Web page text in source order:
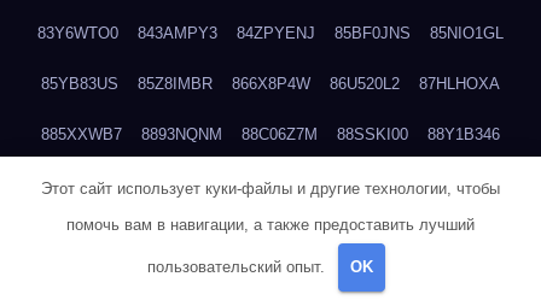
83Y6WTO0 843AMPY3 84ZPYENJ 85BF0JNS 85NIO1GL
85YB83US 85Z8IMBR 866X8P4W 86U520L2 87HLHOXA
885XXWB7 8893NQNM 88C06Z7M 88SSKI00 88Y1B346
88ZYQON6 88ZZ29JA 895NL72T 89WVKQCH 8A6B5EEP
8BBJWQMN 8BJPIIGO 8BSWANL0 8BVB056I 8BZT9YKF
8CEG9O6P
Этот сайт использует куки-файлы и другие технологии, чтобы
помочь вам в навигации, а также предоставить лучший
пользовательский опыт. OK